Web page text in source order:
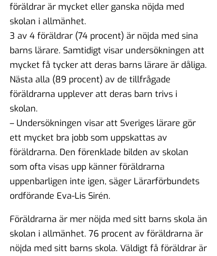
föräldrar är mycket eller ganska nöjda med
skolan i allmänhet.
3 av 4 föräldrar (74 procent) är nöjda med sina
barns lärare. Samtidigt visar undersökningen att
mycket få tycker att deras barns lärare är dåliga.
Nästa alla (89 procent) av de tillfrågade
föräldrarna upplever att deras barn trivs i
skolan.
– Undersökningen visar att Sveriges lärare gör
ett mycket bra jobb som uppskattas av
föräldrarna. Den förenklade bilden av skolan
som ofta visas upp känner föräldrarna
uppenbarligen inte igen, säger Lärarförbundets
ordförande Eva-Lis Sirén.
Föräldrarna är mer nöjda med sitt barns skola än
skolan i allmänhet. 76 procent av föräldrarna är
nöjda med sitt barns skola. Väldigt få föräldrar är